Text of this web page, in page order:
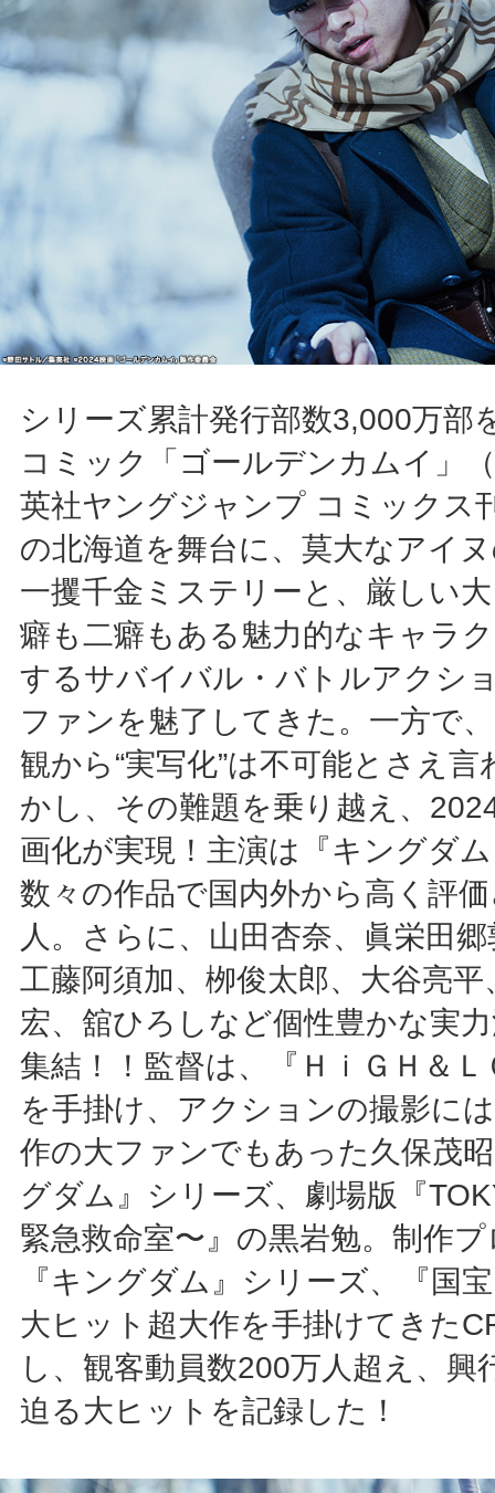
シリーズ累計発行部数3,000万部
コミック「ゴールデンカムイ」
英社ヤングジャンプ コミックス
の北海道を舞台に、莫大なアイ
一攫千金ミステリーと、厳しい
癖も二癖もある魅力的なキャラ
するサバイバル・バトルアクシ
ファンを魅了してきた。一方で
観から“実写化”は不可能とさえ
かし、その難題を乗り越え、
画化が実現！主演は『キングダ
数々の作品で国内外から高く評
人。さらに、山田杏奈、眞栄田
工藤阿須加、栁俊太郎、大谷亮
宏、舘ひろしなど個性豊かな実
集結！！監督は、『ＨｉＧＨ＆
を手掛け、アクションの撮影に
作の大ファンでもあった久保茂
グダム』シリーズ、劇場版『
緊急救命室〜』の黒岩勉。制作
『キングダム』シリーズ、『国
大ヒット超大作を手掛けてきた
し、観客動員数200万人超え、興
迫る大ヒットを記録した！